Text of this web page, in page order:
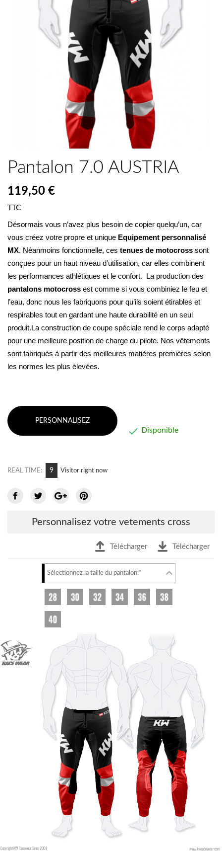
Pantalon 7.0 AUSTRIA
119,50 €
TTC
Désormais vous n’avez plus besoin de copier quelqu’un, car
vous créez votre propre et unique Equipement personnalisé
MX. Néanmoins fonctionnelle, ces tenues de motocross sont
conçues pour un haut niveau d’utilisation, car elles combinent
les performances athlétiques et le confort.
pantalons motocross est comme si vous combiniez le feu et
l’eau, donc nous les fabriquons pour qu’ils soient étirables et
respirables tout en gardant une haute durabilité en un seul
produit.La construction de coupe spéciale rend le corps adapté
pour une meilleure position de charge du pilote. Nos vêtements
sont fabriqués à partir des meilleures matières premières selon
les normes les plus élevées.
PERSONNALISEZ
 Disponible
REAL TIME: 9 Visitor right now
Personnalisez votre vetements cross
Télécharger Télécharger
Sélectionnez la taille du pantalon:*